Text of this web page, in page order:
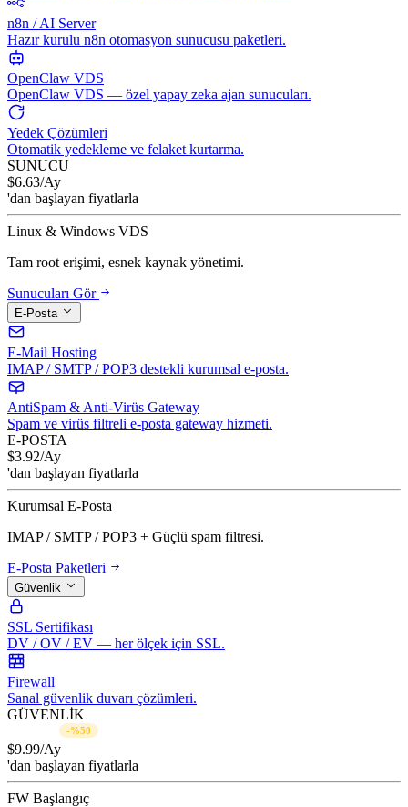
n8n / AI Server
Hazır kurulu n8n otomasyon sunucusu paketleri.
OpenClaw VDS
OpenClaw VDS — özel yapay zeka ajan sunucuları.
Yedek Çözümleri
Otomatik yedekleme ve felaket kurtarma.
SUNUCU
$6.63/Ay
'dan başlayan fiyatlarla
Linux & Windows VDS
Tam root erişimi, esnek kaynak yönetimi.
Sunucuları Gör
E-Posta
E-Mail Hosting
IMAP / SMTP / POP3 destekli kurumsal e-posta.
AntiSpam & Anti-Virüs Gateway
Spam ve virüs filtreli e-posta gateway hizmeti.
E-POSTA
$3.92/Ay
'dan başlayan fiyatlarla
Kurumsal E-Posta
IMAP / SMTP / POP3 + Güçlü spam filtresi.
E-Posta Paketleri
Güvenlik
SSL Sertifikası
DV / OV / EV — her ölçek için SSL.
Firewall
Sanal güvenlik duvarı çözümleri.
GÜVENLİK
-%50
$9.99/Ay
'dan başlayan fiyatlarla
FW Başlangıç